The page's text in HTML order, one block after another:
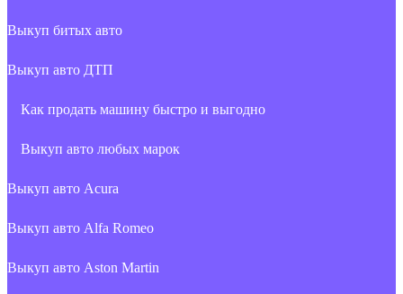
Выкуп битых авто
Выкуп авто ДТП
Как продать машину быстро и выгодно
Выкуп авто любых марок
Выкуп авто Acura
Выкуп авто Alfa Romeo
Выкуп авто Aston Martin